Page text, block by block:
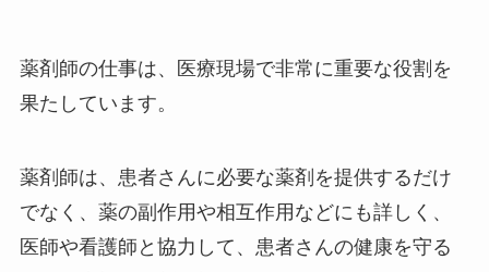
薬剤師の仕事は、医療現場で非常に重要な役割を
果たしています。
薬剤師は、患者さんに必要な薬剤を提供するだけ
でなく、薬の副作用や相互作用などにも詳しく、
医師や看護師と協力して、患者さんの健康を守る